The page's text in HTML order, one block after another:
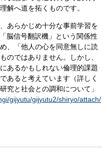
解へ道を拓くものです。
あらかじめ十分な事前学習を
脳信号翻訳機」という関係性
、「他人の心を同意無しに読
のではありません。しかし、
あるかもしれない倫理的課題
あると考えています（詳しく
究と社会との調和について」
gijyutu/gijyutu2/shiryo/attach/